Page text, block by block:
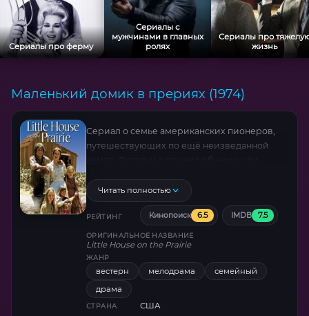
Сериалы про ферму
Сериалы с
мужчинами в главных
ролях
Сериалы про
жизнь
Маленький домик в прериях (1974)
Сериал о семье американских пионеров,
путешествующих по ещё неизведанной
пожары, нашествия саранчи, нападения пум
— чего только не пришлось пережить маме
Каролине, папе Чарльзу и их дочерям —
Мэри, Лоре и крошке Кэрри! Однако
изобретательность, смелость и
сплочённость всегда помогали им в
трудную минуту!
Читать полностью
РЕЙТИНГ Кинопоиск 6.5 IMDB 7.5
ОРИГИНАЛЬНОЕ НАЗВАНИЕ
Little House on the Prairie
ЖАНР
вестерн мелодрама
семейный
драма
СТРАНА США